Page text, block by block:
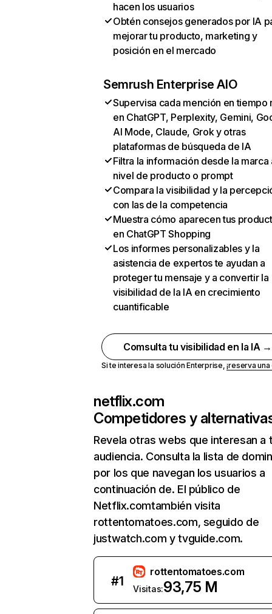
hacen los usuarios
Obtén consejos generados por IA
mejorar tu producto, marketing y
posición en el mercado
Semrush Enterprise AIO
Supervisa cada mención en tiempo
en ChatGPT, Perplexity, Gemini,
AI Mode, Claude, Grok y otras
plataformas de búsqueda de IA
Filtra la información desde la marca
nivel de producto o prompt
Compara la visibilidad y la
con las de la competencia
Muestra cómo aparecen tus
en ChatGPT Shopping
Los informes personalizables y la
asistencia de expertos te ayudan a
proteger tu mensaje y a convertir la
visibilidad de la IA en crecimiento
cuantificable
Comsulta tu visibilidad en la IA →
Si te interesa la solución Enterprise,¡reserva
netflix.com
Competidores y
Revela otras webs que interesan a
audiencia. Consulta la lista de
por los que navegan los usuarios a
continuación de. El público de
Netflix.comtambién visita
rottentomatoes.com, seguido de
justwatch.com y tvguide.com.
#1
rottentomatoes.com
Visitas:93,75 M